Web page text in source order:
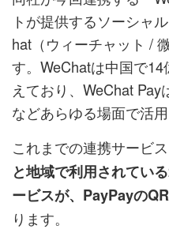
トが提供するソーシャ
hat（ウィーチャット /
す。WeChatは中国で
えており、WeChat
などあらゆる場面で活用
これまでの連携サービ
と地域で利用されてい
ービスが、PayPayの
ります。